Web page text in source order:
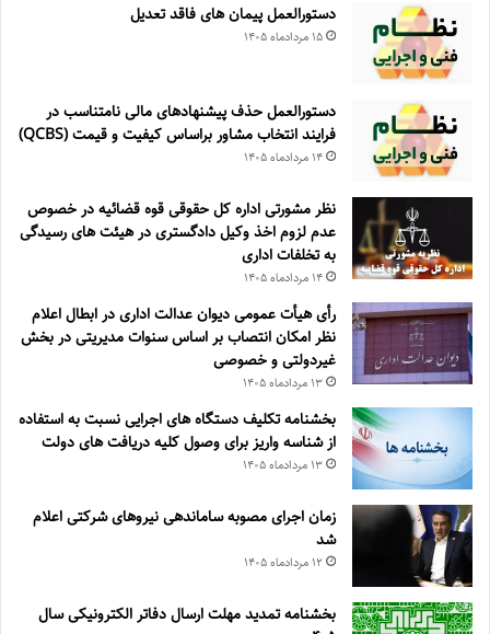
دستورالعمل پیمان های فاقد تعدیل
۱۵ مرداد‌ماه ۱۴۰۵
دستورالعمل حذف پيشنهادهای مالی نامتناسب در
فرايند انتخاب مشاور براساس كيفيت و قيمت (QCBS)
۱۴ مرداد‌ماه ۱۴۰۵
نظر مشورتی اداره کل حقوقی قوه قضائیه در خصوص
عدم لزوم اخذ وکیل دادگستری در هیئت های رسیدگی
به تخلفات اداری
۱۴ مرداد‌ماه ۱۴۰۵
رأی هیأت عمومی دیوان عدالت اداری در ابطال اعلام
نظر امکان انتصاب بر اساس سنوات مدیریتی در بخش
غیردولتی و خصوصی
۱۳ مرداد‌ماه ۱۴۰۵
بخشنامه تکلیف دستگاه های اجرایی نسبت به استفاده
از شناسه واریز برای وصول کلیه دریافت های دولت
۱۳ مرداد‌ماه ۱۴۰۵
زمان اجرای مصوبه ساماندهی نیروهای شرکتی اعلام
شد
۱۲ مرداد‌ماه ۱۴۰۵
بخشنامه تمدید مهلت ارسال دفاتر الکترونیکی سال